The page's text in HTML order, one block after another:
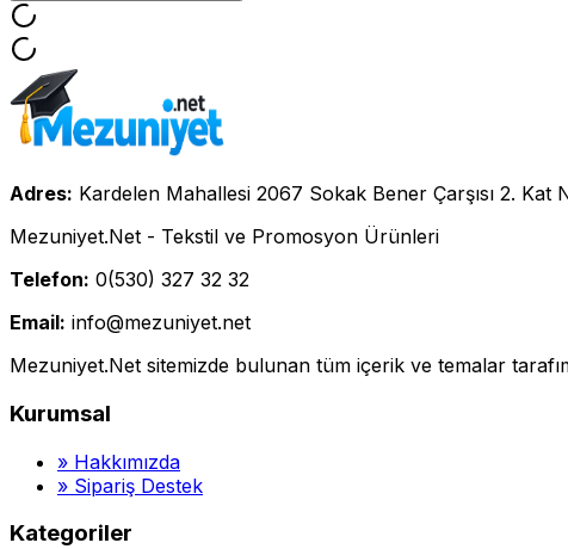
Adres: Kardelen Mahallesi 2067 Sokak Bener Çarşısı 2.
Mezuniyet.Net - Tekstil ve Promosyon Ürünleri
Telefon: 0(530) 327 32 32
Email: info@mezuniyet.net
Mezuniyet.Net sitemizde bulunan tüm içerik ve temalar
Kurumsal
» Hakkımızda
» Sipariş Destek
Kategoriler